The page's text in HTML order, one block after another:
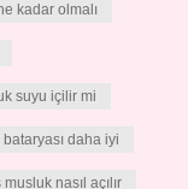
kadar olmalı
suyu içilir mi
daha iyi
nasıl açılır